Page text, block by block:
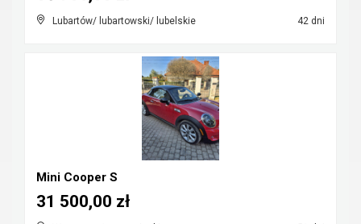
Lubartów/ lubartowski/ lubelskie 42 dni
Mini Cooper S
31 500,00 zł